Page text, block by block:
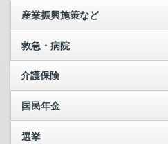
産業振興施策など
救急・病院
介護保険
国民年金
選挙